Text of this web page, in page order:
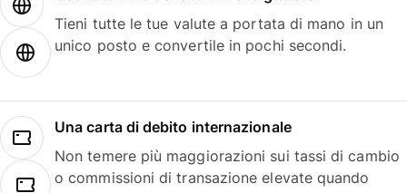
Tieni tutte le tue valute a portata di mano in un
unico posto e convertile in pochi secondi.
Una carta di debito internazionale
Non temere più maggiorazioni sui tassi di cambio
o commissioni di transazione elevate quando